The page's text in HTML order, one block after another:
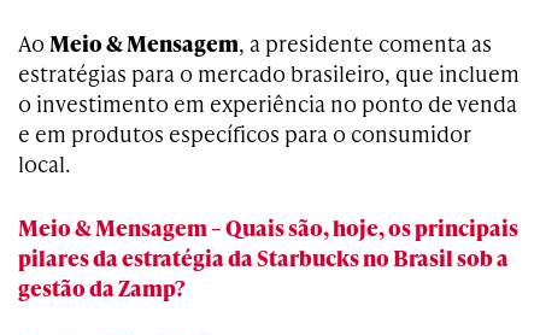
Ao Meio & Mensagem, a presidente comenta as
estratégias para o mercado brasileiro, que incluem
o investimento em experiência no ponto de venda
e em produtos específicos para o consumidor
local.
Meio & Mensagem – Quais são, hoje, os principais
pilares da estratégia da Starbucks no Brasil sob a
gestão da Zamp?